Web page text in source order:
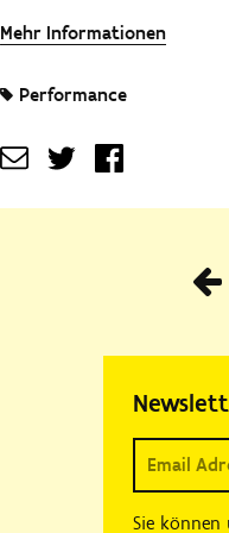
Mehr Informationen
Performance
Sie können